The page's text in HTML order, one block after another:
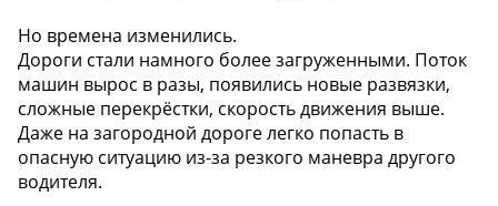
Но времена изменились.
Дороги стали намного более загруженными. Поток
машин вырос в разы, появились новые развязки,
сложные перекрёстки, скорость движения выше.
Даже на загородной дороге легко попасть в
опасную ситуацию из-за резкого маневра другого
водителя.